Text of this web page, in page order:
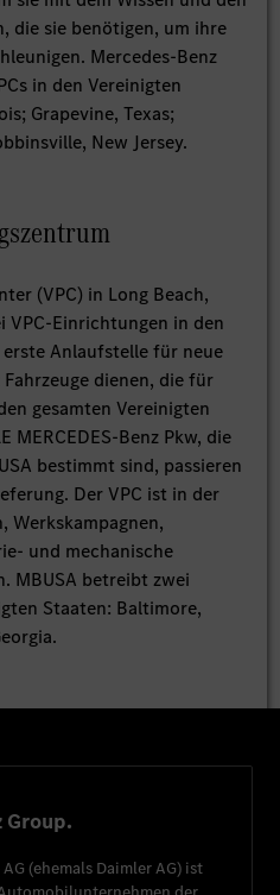
die sie benötigen, um ihre
Mercedes-Benz
in den Vereinigten
Grapevine, Texas;
New Jersey.
(VPC) in Long Beach,
VPC-Einrichtungen in den
Anlaufstelle für neue
dienen, die für
gesamten Vereinigten
MERCEDES-Benz Pkw, die
bestimmt sind, passieren
Der VPC ist in der
Werkskampagnen,
und mechanische
MBUSA betreibt zwei
Staaten: Baltimore,
Group.
(ehemals Daimler AG) ist